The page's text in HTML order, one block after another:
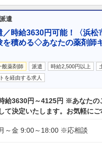
遣
／時給3630円可能！〈浜松
を積める◇あなたの薬剤師
般薬剤師 派遣 時給2,500円以上
を経由する求人
給3630円～4125円 ※あなたの
して決定いたします。お気軽にご
月～金 9:00～18:00 ※応相談